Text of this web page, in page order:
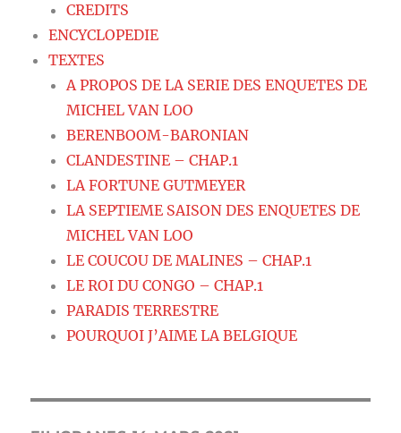
CREDITS
ENCYCLOPEDIE
TEXTES
A PROPOS DE LA SERIE DES ENQUETES DE
MICHEL VAN LOO
BERENBOOM-BARONIAN
CLANDESTINE – CHAP.1
LA FORTUNE GUTMEYER
LA SEPTIEME SAISON DES ENQUETES DE
MICHEL VAN LOO
LE COUCOU DE MALINES – CHAP.1
LE ROI DU CONGO – CHAP.1
PARADIS TERRESTRE
POURQUOI J’AIME LA BELGIQUE